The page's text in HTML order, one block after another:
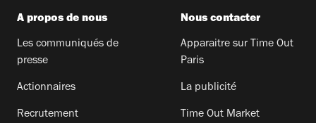
A propos de nous
Les communiqués de
presse
Actionnaires
Recrutement
Nous contacter
Apparaitre sur Time Out
Paris
La publicité
Time Out Market